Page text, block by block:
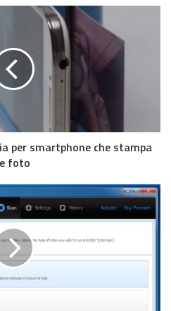
per smartphone che stampa
foto